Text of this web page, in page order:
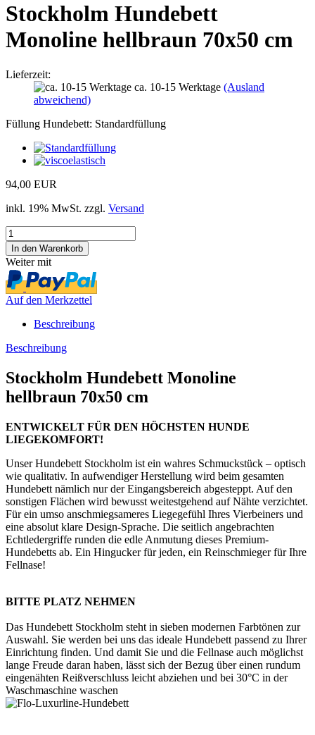
Stockholm Hundebett
Monoline hellbraun 70x50 cm
Lieferzeit:
ca. 10-15 Werktage (Ausland
abweichend)
Füllung Hundebett: Standardfüllung
94,00 EUR
inkl. 19% MwSt. zzgl. Versand
Weiter mit
Auf den Merkzettel
Beschreibung
Beschreibung
Stockholm Hundebett Monoline
hellbraun 70x50 cm
ENTWICKELT FÜR DEN HÖCHSTEN HUNDE
LIEGEKOMFORT!
Unser Hundebett Stockholm ist ein wahres Schmuckstück – optisch
wie qualitativ. In aufwendiger Herstellung wird beim gesamten
Hundebett nämlich nur der Eingangsbereich abgesteppt. Auf den
sonstigen Flächen wird bewusst weitestgehend auf Nähte verzichtet.
Für ein umso anschmiegsameres Liegegefühl Ihres Vierbeiners und
eine absolut klare Design-Sprache. Die seitlich angebrachten
Echtledergriffe runden die edle Anmutung dieses Premium-
Hundebetts ab. Ein Hingucker für jeden, ein Reinschmieger für Ihre
Fellnase!
BITTE PLATZ NEHMEN
Das Hundebett Stockholm steht in sieben modernen Farbtönen zur
Auswahl. Sie werden bei uns das ideale Hundebett passend zu Ihrer
Einrichtung finden. Und damit Sie und die Fellnase auch möglichst
lange Freude daran haben, lässt sich der Bezug über einen rundum
eingenähten Reißverschluss leicht abziehen und bei 30°C in der
Waschmaschine waschen